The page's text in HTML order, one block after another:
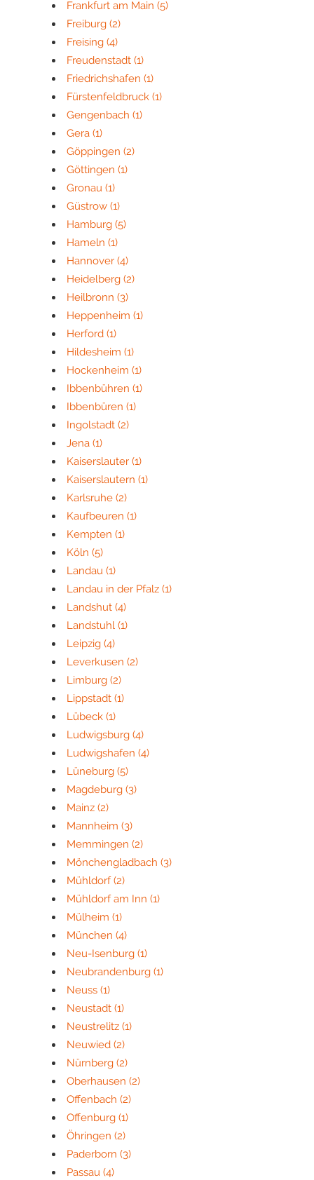
Frankfurt am Main (5)
Freiburg (2)
Freising (4)
Freudenstadt (1)
Friedrichshafen (1)
Fürstenfeldbruck (1)
Gengenbach (1)
Gera (1)
Göppingen (2)
Göttingen (1)
Gronau (1)
Güstrow (1)
Hamburg (5)
Hameln (1)
Hannover (4)
Heidelberg (2)
Heilbronn (3)
Heppenheim (1)
Herford (1)
Hildesheim (1)
Hockenheim (1)
Ibbenbühren (1)
Ibbenbüren (1)
Ingolstadt (2)
Jena (1)
Kaiserslauter (1)
Kaiserslautern (1)
Karlsruhe (2)
Kaufbeuren (1)
Kempten (1)
Köln (5)
Landau (1)
Landau in der Pfalz (1)
Landshut (4)
Landstuhl (1)
Leipzig (4)
Leverkusen (2)
Limburg (2)
Lippstadt (1)
Lübeck (1)
Ludwigsburg (4)
Ludwigshafen (4)
Lüneburg (5)
Magdeburg (3)
Mainz (2)
Mannheim (3)
Memmingen (2)
Mönchengladbach (3)
Mühldorf(2)
Mühldorf am Inn (1)
Mülheim (1)
München (4)
Neu-Isenburg (1)
Neubrandenburg (1)
Neuss (1)
Neustadt (1)
Neustrelitz (1)
Neuwied (2)
Nürnberg (2)
Oberhausen (2)
Offenbach (2)
Offenburg (1)
Öhringen (2)
Paderborn (3)
Passau (4)